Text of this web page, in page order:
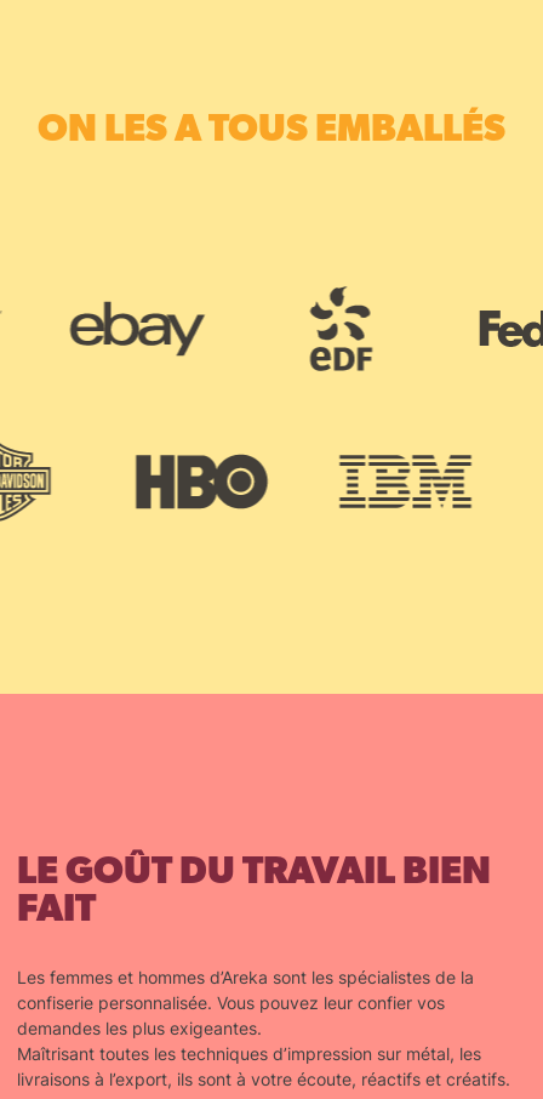
ON LES A TOUS EMBALLÉS
LE GOÛT DU TRAVAIL BIEN
FAIT
Les femmes et hommes d’Areka sont les spécialistes de la
confiserie personnalisée. Vous pouvez leur confier vos
demandes les plus exigeantes.
Maîtrisant toutes les techniques d’impression sur métal, les
livraisons à l’export, ils sont à votre écoute, réactifs et créatifs.